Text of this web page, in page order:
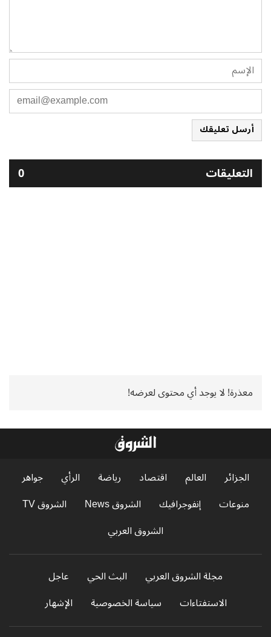
أرسل تعليقك
التعليقات 0
معذرة! لا يوجد أي محتوى لعرضه!
الجزائر العالم اقتصاد رياضة الرأي
جواهر
منوعات
إنفوجرافيك الشروق News
الشروق TV
الشروق العربي
مجلة الشروق العربي البث الحي
عاجل
الاستفتاءات
سياسة الخصوصية الإشهار